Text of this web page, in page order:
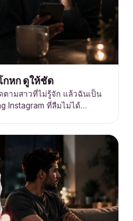
กหก ดูให้ชัด
ตามสาวที่ไม่รู้จัก แล้วฉันเป็น
Instagram ที่ลืมไม่ได้…